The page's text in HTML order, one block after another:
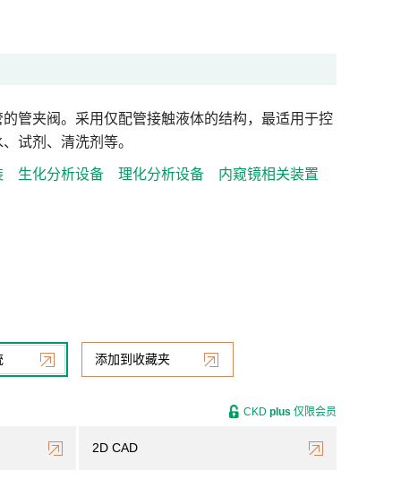
管夹阀。采用仅配管接触液体的结构，最适用于控
试剂、清洗剂等。
生化分析设备 理化分析设备 内窥镜相关装置
添加到收藏夹
2D CAD
CKD plus 仅限会员